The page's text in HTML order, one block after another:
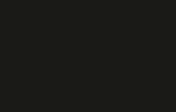
caminho dos dois
eliminado pelo Botafogo